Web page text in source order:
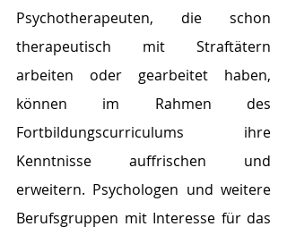
Psychotherapeuten, die schon
therapeutisch mit Straftätern
arbeiten oder gearbeitet haben,
können im Rahmen des
Fortbildungscurriculums ihre
Kenntnisse auffrischen und
erweitern. Psychologen und weitere
Berufsgruppen mit Interesse für das